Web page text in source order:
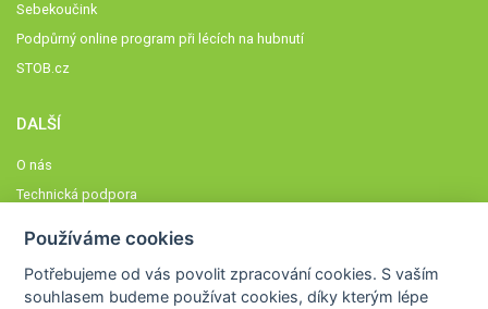
Sebekoučink
Podpůrný online program při lécích na hubnutí
STOB.cz
DALŠÍ
O nás
Technická podpora
Členové STOBklubu
Používáme cookies
Potřebujeme od vás povolit zpracování cookies. S vaším
souhlasem budeme používat cookies, díky kterým lépe